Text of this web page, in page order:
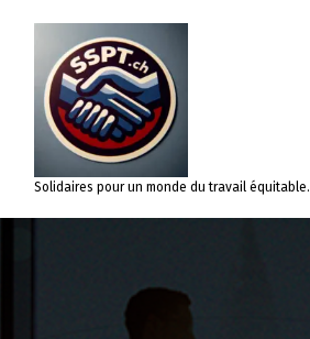
contenu
Solidaires pour un monde du travail équitable.